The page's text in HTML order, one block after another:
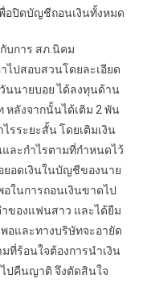
อปิดบัญชีถอนเงินทั้งหมด
บการ สภ.นิคม
ไปสอบสวนโดยละเอียด
นนายบอย ได้ลงทุนด้าน
หลังจากนั้นได้เติม 2 พัน
รระยะสั้น โดยเติมเงิน
และกำไรตามที่กำหนดไว้
ยอดเงินในบัญชีของนาย
ในการถอนเงินขาดไป
ของแฟนสาว และได้ยืม
อและทางบริษัทจะอายัด
ที่ร้อนใจต้องการนำเงิน
ไปคืนญาติ จึงตัดสินใจ